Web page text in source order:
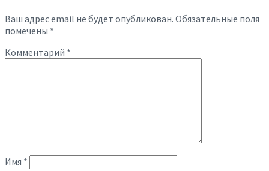
Ваш адрес email не будет опубликован. Обязательные поля
помечены *
Комментарий *
Имя *